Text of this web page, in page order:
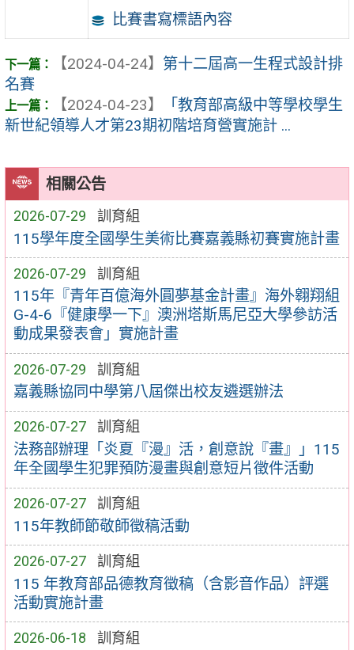
相關公告
2026-07-29 訓育組
115學年度全國學生美術比賽嘉義縣初賽實施計畫
2026-07-29 訓育組
115年『青年百億海外圓夢基金計畫』海外翱翔組
G-4-6『健康學一下』澳洲塔斯馬尼亞大學參訪活
動成果發表會」實施計畫
2026-07-29 訓育組
嘉義縣協同中學第八屆傑出校友遴選辦法
2026-07-27 訓育組
法務部辦理「炎夏『漫』活，創意說『畫』」115
年全國學生犯罪預防漫畫與創意短片徵件活動
2026-07-27 訓育組
115年教師節敬師徵稿活動
2026-07-27 訓育組
115 年教育部品德教育徵稿（含影音作品）評選
活動實施計畫
2026-06-18 訓育組
比賽書寫標語內容
【2024-04-24】 第十二屆高一生程式設計排
名賽
【2024-04-23】
「教育部高級中等學校學生
新世紀領導人才第23期初階培育營實施計 ...